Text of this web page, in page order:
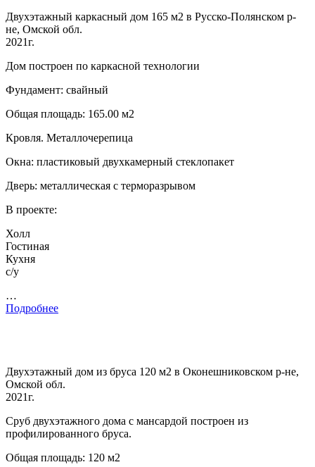
Двухэтажный каркасный дом 165 м2 в Русско-Полянском р-
не, Омской обл.
2021г.
Дом построен по каркасной технологии
Фундамент: свайный
Общая площадь: 165.00 м2
Кровля. Металлочерепица
Окна: пластиковый двухкамерный стеклопакет
Дверь: металлическая с терморазрывом
В проекте:
Холл
Гостиная
Кухня
с/у
…
Подробнее
Двухэтажный дом из бруса 120 м2 в Оконешниковском р-не,
Омской обл.
2021г.
Сруб двухэтажного дома с мансардой построен из
профилированного бруса.
Общая площадь: 120 м2